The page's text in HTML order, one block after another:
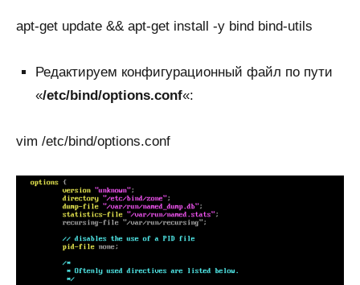
apt-get update && apt-get install -y bind bind-utils
Редактируем конфигурационный файл по пути
«/etc/bind/options.conf«:
vim /etc/bind/options.conf